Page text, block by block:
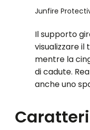
Junfire
Il supporto
visualizzare il
mentre la
di cadute.
anche uno